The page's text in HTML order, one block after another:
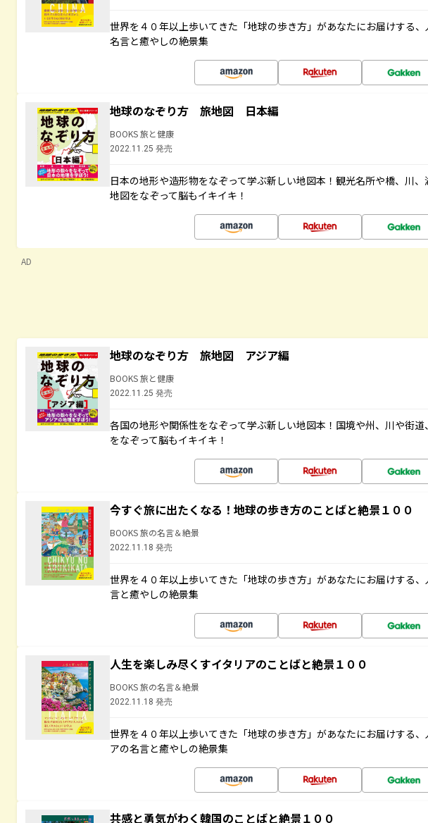
世界を４０年以上歩いてきた「地球の歩き方」があなたにお届けする
名言と癒やしの絶景集
地球のなぞり方 旅地図 日本編
BOOKS 旅と健康
2022.11.25 発売
日本の地形や造形物をなぞって学ぶ新しい地図本！観光名所や橋、川
地図をなぞって脳もイキイキ！
AD
地球のなぞり方 旅地図 アジア編
BOOKS 旅と健康
2022.11.25 発売
各国の地形や関係性をなぞって学ぶ新しい地図本！国境や州、川や街
をなぞって脳もイキイキ！
今すぐ旅に出たくなる！地球の歩き方のことばと絶景１００
BOOKS 旅の名言＆絶景
2022.11.18 発売
世界を４０年以上歩いてきた「地球の歩き方」があなたにお届けする
言と癒やしの絶景集
人生を楽しみ尽くすイタリアのことばと絶景１００
BOOKS 旅の名言＆絶景
2022.11.18 発売
世界を４０年以上歩いてきた「地球の歩き方」があなたにお届けする、
アの名言と癒やしの絶景集
共感と勇気がわく韓国のことばと絶景１００